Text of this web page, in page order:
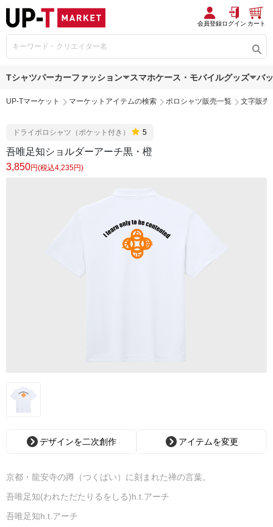
会員登録ログイン カート
Tシャツパーカーファッション スマホケース・モバイルグッズ バ
UP-Tマーケット マーケットアイテムの検索 ポロシャツ販売一覧 文字販売
ドライポロシャツ（ポケット付き） 5
吾唯足知ショルダーアーチ黒・橙
3,850円(税込4,235円)
デザインを二次創作 アイテムを変更
京都・龍安寺の蹲（つくばい）に刻まれた禅の言葉。
吾唯足知(われただたりるをしる)h.t.アーチ
吾唯足知h.t.アーチ